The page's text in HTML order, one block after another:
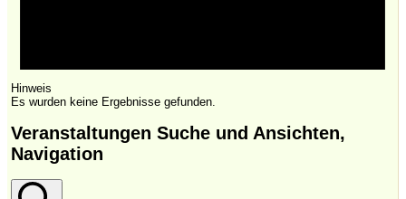
Hinweis
Es wurden keine Ergebnisse gefunden.
Veranstaltungen Suche und Ansichten,
Navigation